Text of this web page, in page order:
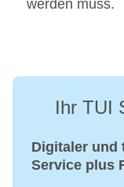
werden muss.
Ihr TUI
Digitaler und
Service plus